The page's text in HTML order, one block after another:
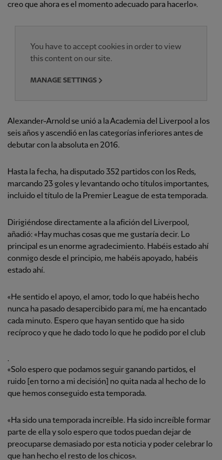
creo que ahora es el momento adecuado para hacerlo».
You have to accept cookies in order to view
this content on our site.
MANAGE SETTINGS
Alexander-Arnold se unió a la Academia del Liverpool a los
seis años y ascendió en las categorías inferiores antes de
debutar con la absoluta en 2016.
Hasta la fecha, ha disputado 352 partidos con los Reds,
marcando 23 goles y levantando ocho títulos importantes,
incluido el título de la Premier League de esta temporada.
Dirigiéndose directamente a la afición del Liverpool,
añadió: «Hay muchas cosas que me gustaría decir. Lo
principal es un enorme agradecimiento. Habéis estado ahí
conmigo desde el principio, me habéis apoyado, habéis
estado ahí.
«He sentido el apoyo, el amor, todo lo que habéis hecho
nunca ha pasado desapercibido para mí, me ha encantado
cada minuto. Espero que hayan sentido que ha sido
recíproco y que he dado todo lo que he podido por el club
.
«Solo espero que podamos seguir ganando partidos, el
ruido [en torno a mi decisión] no quita nada al hecho de lo
que hemos conseguido esta temporada.
«Ha sido una temporada increíble. Ha sido increíble formar
parte de ella y solo espero que todos puedan dejar de
preocuparse demasiado por esta noticia y poder celebrar lo
que han hecho el resto de los chicos».